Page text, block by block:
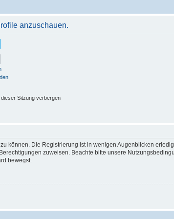
anzuschauen.
Sitzung verbergen
können. Die Registrierung ist in wenigen Augenblicken
zuweisen. Beachte bitte unsere
bewegst.